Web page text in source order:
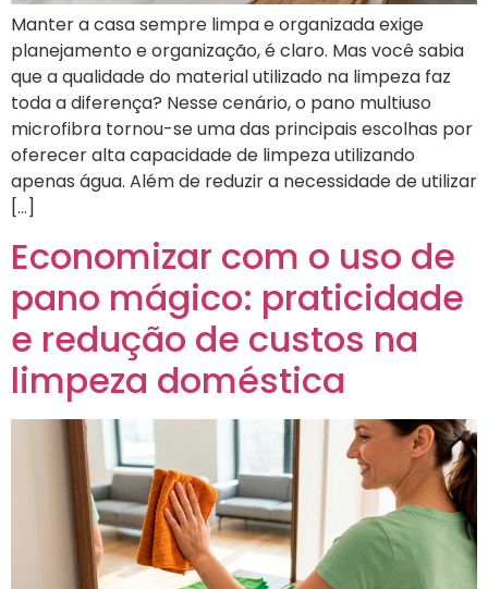
Manter a casa sempre limpa e organizada exige
planejamento e organização, é claro. Mas você sabia
que a qualidade do material utilizado na limpeza faz
toda a diferença? Nesse cenário, o pano multiuso
microfibra tornou-se uma das principais escolhas por
oferecer alta capacidade de limpeza utilizando
apenas água. Além de reduzir a necessidade de utilizar
[…]
Economizar com o uso de
pano mágico: praticidade
e redução de custos na
limpeza doméstica